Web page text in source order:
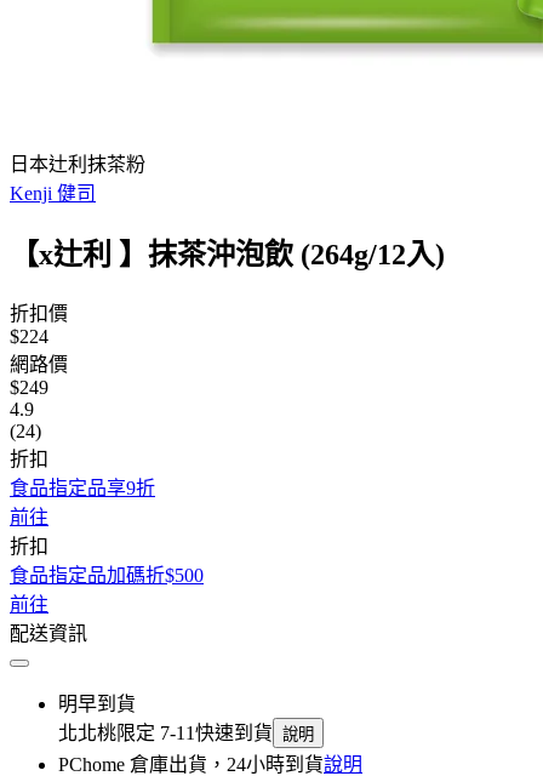
日本辻利抹茶粉
Kenji 健司
【x辻利 】抹茶沖泡飲 (264g/12入)
折扣價
$224
網路價
$249
4.9
(24)
折扣
食品指定品享9折
前往
折扣
食品指定品加碼折$500
前往
配送資訊
明早到貨
北北桃限定 7-11快速到貨 說明
PChome 倉庫出貨，24小時到貨說明